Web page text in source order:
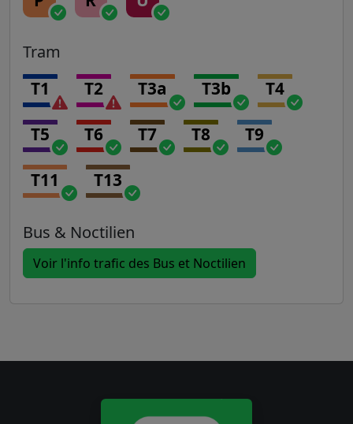
Tram
T1 T2 T3a T3b T4
T5 T6 T7 T8 T9
T11 T13
Bus & Noctilien
Voir l'info trafic des Bus et Noctilien